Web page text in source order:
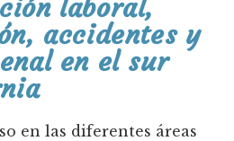
laboral,
accidentes y
en el sur
en las diferentes áreas